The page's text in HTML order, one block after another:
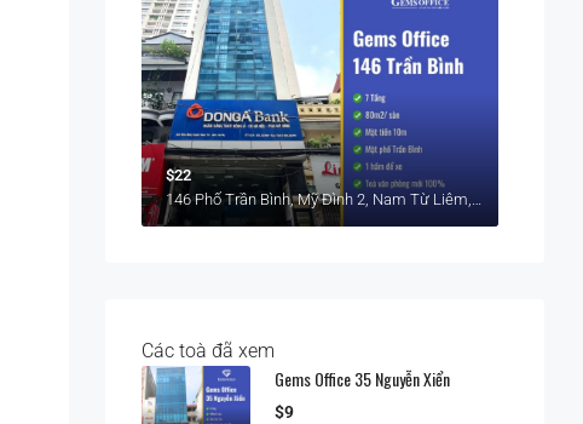
$22
146 Phố Trần Bình, Mỹ Đình 2, Nam Từ Liêm, Hà Nội
Các toà đã xem
Gems Office 35 Nguyễn Xiển
$9